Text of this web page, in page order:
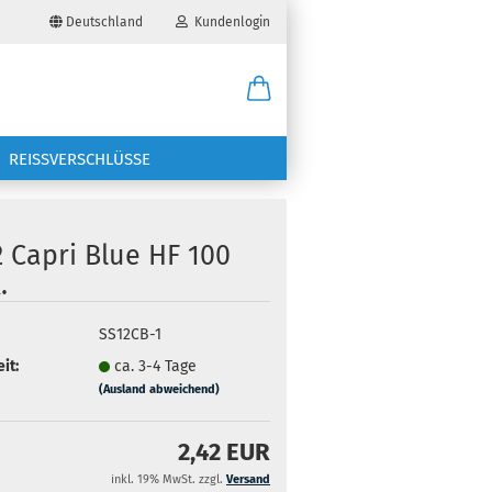
Deutschland Kundenlogin
vergessen?
REISSVERSCHLÜSSE
Capri Blue HF 100
SS12CB-1
ca. 3-4 Tage
(Ausland abweichend)
2,42 EUR
inkl. 19% MwSt. zzgl. Versand